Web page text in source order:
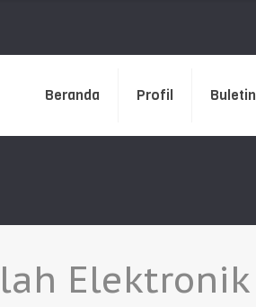
Beranda Profil Buletin
Elektronik